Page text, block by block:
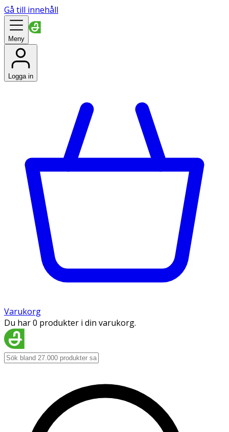
Gå till innehåll
Meny
Logga in
Varukorg
Du har 0 produkter i din varukorg.